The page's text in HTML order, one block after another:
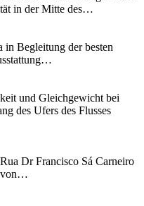
in der Mitte des…
Begleitung der besten
und Gleichgewicht bei
des Ufers des Flusses
Dr Francisco Sá Carneiro
von…